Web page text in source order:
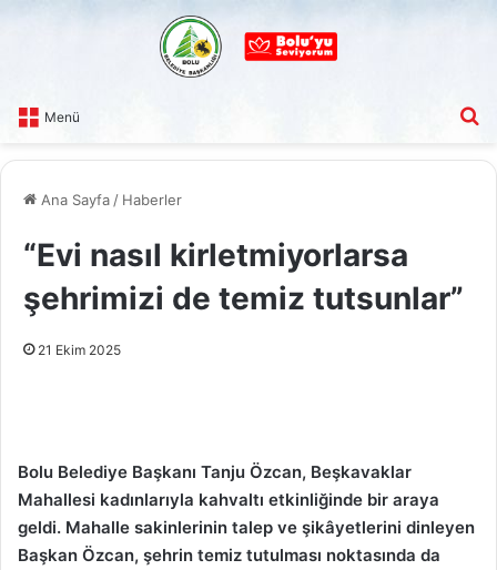
Menü
Ana Sayfa / Haberler
“Evi nasıl kirletmiyorlarsa
şehrimizi de temiz tutsunlar”
21 Ekim 2025
Bolu Belediye Başkanı Tanju Özcan, Beşkavaklar
Mahallesi kadınlarıyla kahvaltı etkinliğinde bir araya
geldi. Mahalle sakinlerinin talep ve şikâyetlerini dinleyen
Başkan Özcan, şehrin temiz tutulması noktasında da